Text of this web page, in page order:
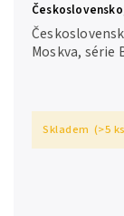
Hej.94a1
Moskva,
Skladem (>5